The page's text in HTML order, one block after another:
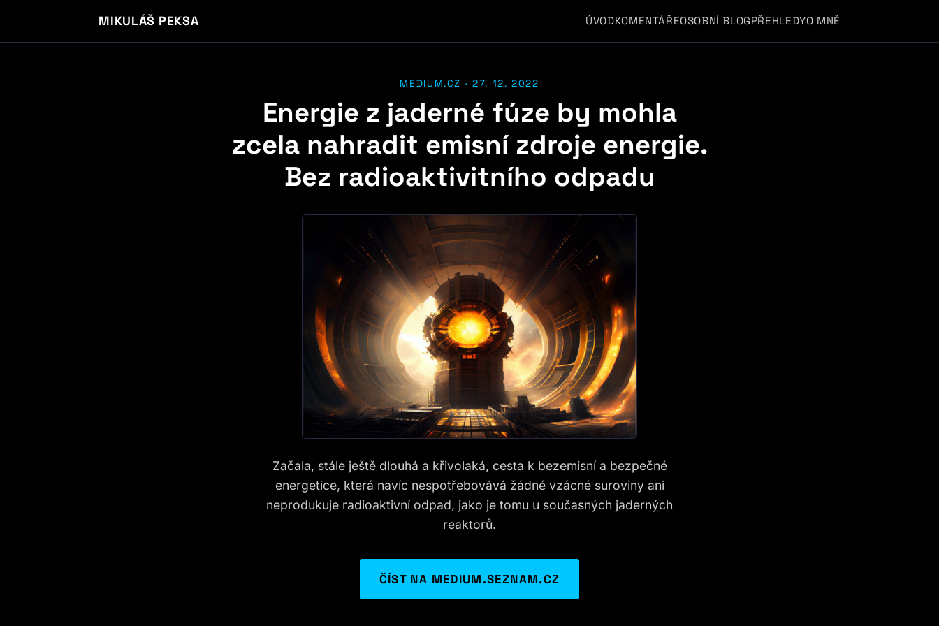
MIKULÁŠ PEKSA ÚVODKOMENTÁŘEOSOBNÍ BLOGPŘEHLEDYO MNĚ
MEDIUM.CZ · 27. 12. 2022
Energie z jaderné fúze by mohla
zcela nahradit emisní zdroje energie.
Bez radioaktivitního odpadu
Začala, stále ještě dlouhá a křivolaká, cesta k bezemisní a bezpečné
energetice, která navíc nespotřebovává žádné vzácné suroviny ani
neprodukuje radioaktivní odpad, jako je tomu u současných jaderných
reaktorů.
ČÍST NA MEDIUM.SEZNAM.CZ